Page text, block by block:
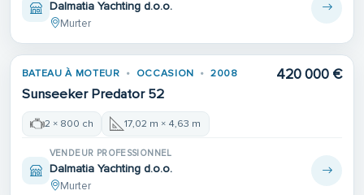
Dalmatia Yachting d.o.o.
Murter
BATEAU À MOTEUR OCCASION 2008
Sunseeker Predator 52
420 000 €
2 × 800 ch 17,02 m × 4,63 m
VENDEUR PROFESSIONNEL
Dalmatia Yachting d.o.o.
Murter